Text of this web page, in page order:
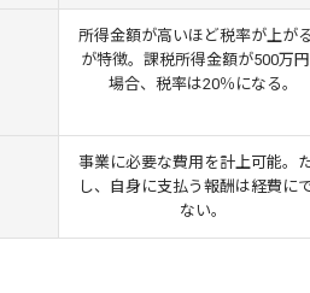
所得金額が高いほど税率が上が
が特徴。課税所得金額が500万
場合、税率は20％になる。
事業に必要な費用を計上可能。
し、自身に支払う報酬は経費に
ない。